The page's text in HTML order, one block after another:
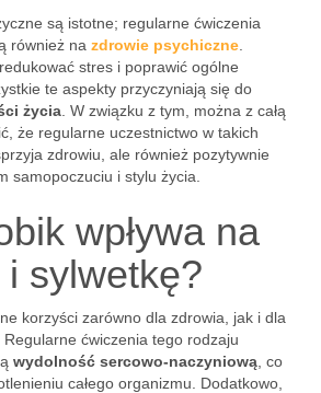
są istotne; regularne ćwiczenia
również na zdrowie psychiczne
stres i poprawić ogólne
te aspekty przyczyniają się do
życia . W związku z tym, można z całą
że regularne uczestnictwo w takich
zdrowiu, ale również pozytywnie
samopoczuciu i stylu życia.
wpływa na
sylwetkę?
korzyści zarówno dla zdrowia, jak i dla
ćwiczenia tego rodzaju
wydolność sercowo-naczyniową , co
całego organizmu. Dodatkowo,